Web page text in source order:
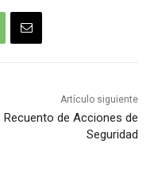
Artículo siguiente
Recuento de Acciones de
Seguridad